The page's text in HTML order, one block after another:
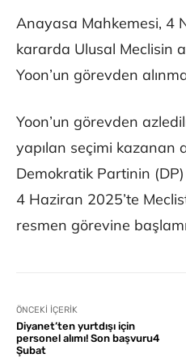
Anayasa Mahkemesi, 4
kararda Ulusal Meclisin
Yoon’un görevden
Yoon’un görevden
yapılan seçimi kazanan
Demokratik Partinin
4 Haziran 2025’te
resmen görevine
ÖNCEKI İÇERIK
Diyanet’ten yurtdışı için
personel alımı! Son başvuru4
Şubat